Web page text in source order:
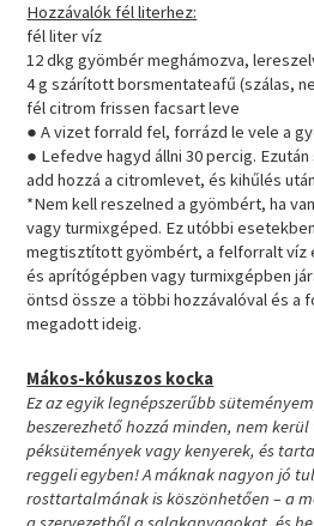
Hozzávalók fél literhez:
fél liter víz
12 dkg gyömbér meghámozva,
4 g szárított borsmentateafű (szálas,
fél citrom frissen facsart leve
● A vizet forrald fel, forrázd le vele a
● Lefedve hagyd állni 30 percig.
add hozzá a citromlevet, és kihűlés
*Nem kell reszelned a gyömbért, ha
vagy turmixgéped. Ez utóbbi
megtisztított gyömbért, a felforralt víz
és aprítógépben vagy turmixgépben
öntsd össze a többi hozzávalóval és a
megadott ideig.
Mákos-kókuszos kocka
Ez az egyik legnépszerűbb
beszerezhető hozzá minden, nem
péksütemények vagy kenyerek, és
reggeli egyben! A máknak nagyon jó
rosttartalmának is köszönhetően – a